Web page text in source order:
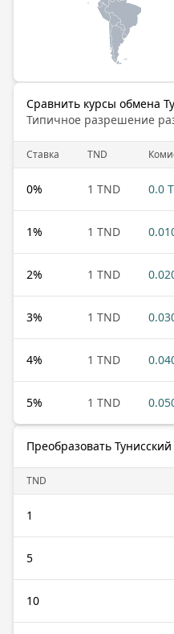
Сравнить курсы обмена
Типичное разрешение
Cтавка TND
0% 1 TND 0.0
1% 1 TND
2% 1 TND
3% 1 TND
4% 1 TND
5% 1 TND
Преобразовать
TND
1
5
10